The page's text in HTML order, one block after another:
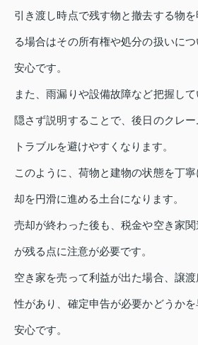
引き渡し時点で残す物と撤去する物
る場合はその所有権や処分の扱いに
安心です。
また、雨漏りや設備故障など把握し
隠さず説明することで、後日のクレ
トラブルを避けやすくなります。
このように、荷物と建物の状態を丁
却を円滑に進める土台になります。
売却が終わった後も、税金や空き家
が残る点に注意が必要です。
空き家を売って利益が出た場合、譲
性があり、確定申告が必要かどうか
安心です。